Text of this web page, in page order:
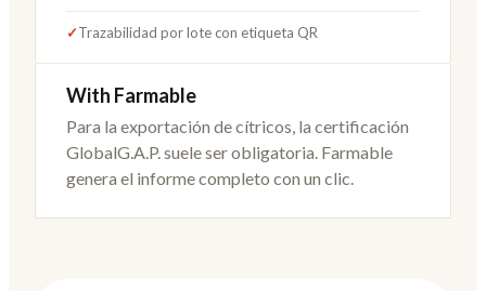
✓Trazabilidad por lote con etiqueta QR
With Farmable
Para la exportación de cítricos, la certificación
GlobalG.A.P. suele ser obligatoria. Farmable
genera el informe completo con un clic.